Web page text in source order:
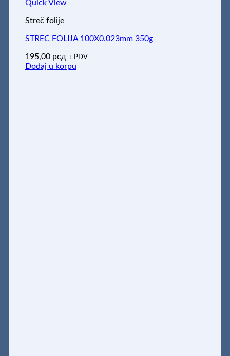
Quick View
Streč folije
STREC FOLIJA 100X0.023mm 350g
195,00 рсд + PDV
Dodaj u korpu